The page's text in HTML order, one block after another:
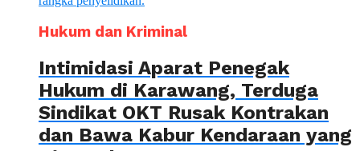
Hukum dan Kriminal
Intimidasi Aparat Penegak
Hukum di Karawang, Terduga
Sindikat OKT Rusak Kontrakan
dan Bawa Kabur Kendaraan yang